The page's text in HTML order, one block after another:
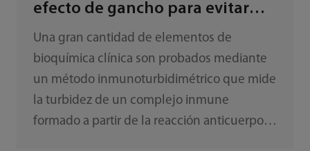
efecto de gancho para evitar
resultados bajos falsos
Una gran cantidad de elementos de
bioquímica clínica son probados mediante
un método inmunoturbidimétrico que mide
la turbidez de un complejo inmune
formado a partir de la reacción anticuerpo-